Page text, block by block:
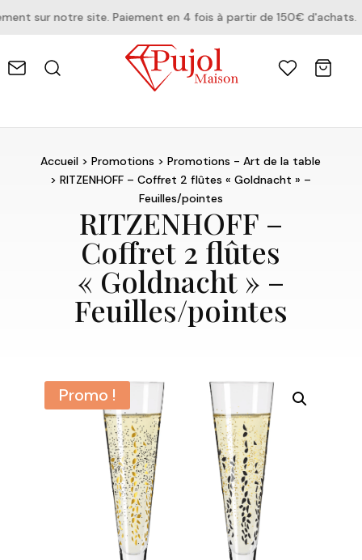
sur notre site. Paiement en 4 fois à partir de 150€ d'achats.
Accueil >Promotions >Promotions - Art de la table
> RITZENHOFF – Coffret 2 flûtes « Goldnacht » –
Feuilles/pointes
RITZENHOFF –
Coffret 2 flûtes
« Goldnacht » –
Feuilles/pointes
Promo !